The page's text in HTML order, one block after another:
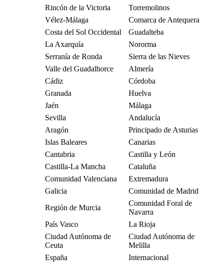
Rincón de la Victoria
Torremolinos
Vélez-Málaga
Comarca de Antequera
Costa del Sol Occidental
Guadalteba
La Axarquía
Nororma
Serranía de Ronda
Sierra de las Nieves
Valle del Guadalhorce
Almería
Cádiz
Córdoba
Granada
Huelva
Jaén
Málaga
Sevilla
Andalucía
Aragón
Principado de Asturias
Islas Baleares
Canarias
Cantabria
Castilla y León
Castilla-La Mancha
Cataluña
Comunidad Valenciana
Extremadura
Galicia
Comunidad de Madrid
Región de Murcia
Comunidad Foral de
Navarra
País Vasco
La Rioja
Ciudad Autónoma de
Ceuta
Ciudad Autónoma de
Melilla
España
Internacional